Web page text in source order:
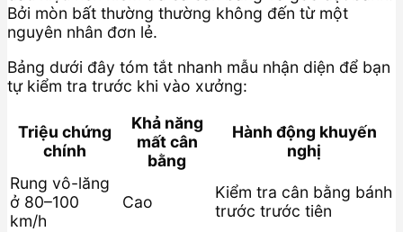
Bởi mòn bất thường thường không đến từ một
nguyên nhân đơn lẻ.
Bảng dưới đây tóm tắt nhanh mẫu nhận diện để bạn
tự kiểm tra trước khi vào xưởng:
Triệu chứng
chính
Khả năng
mất cân
bằng
Hành động khuyến
nghị
Rung vô-lăng
ở 80–100
km/h
Cao
Kiểm tra cân bằng bánh
trước trước tiên